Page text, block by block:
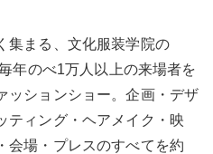
集まる、文化服装学院の
年のべ1万人以上の来場者を
ションショー。企画・デザ
ティング・ヘアメイク・映
会場・プレスのすべてを約